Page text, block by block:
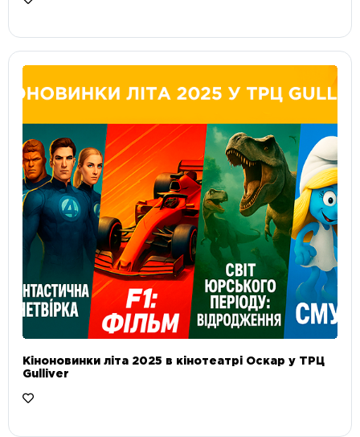
Кіноновинки літа 2025 в кінотеатрі Оскар у ТРЦ
Gulliver